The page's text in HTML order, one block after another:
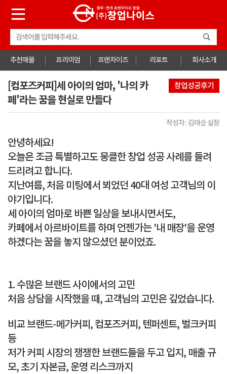
추천매물 프리미엄 프랜차이즈 리포트 회사소개
[컴포즈커피]세 아이의 엄마, '나의 카
페'라는 꿈을 현실로 만들다
창업성공후기
작성자 : 김태승 실장
안녕하세요!
오늘은 조금 특별하고도 뭉클한 창업 성공 사례를 들려
드리려고 합니다.
지난여름, 처음 미팅에서 뵈었던40대 여성 고객님의 이
야기입니다.
세 아이의 엄마로 바쁜 일상을 보내시면서도,
카페에서 아르바이트를 하며 언젠가는 '내 매장'을 운영
하겠다는 꿈을 놓지 않으셨던 분이었죠.
1. 수많은 브랜드 사이에서의 고민
처음 상담을 시작했을 때, 고객님의 고민은 깊었습니다.
비교 브랜드-메가커피, 컴포즈커피, 텐퍼센트, 벌크커피
등
저가 커피 시장의 쟁쟁한 브랜드들을 두고 입지, 매출 규
모, 초기 자본금, 운영 리스크까지